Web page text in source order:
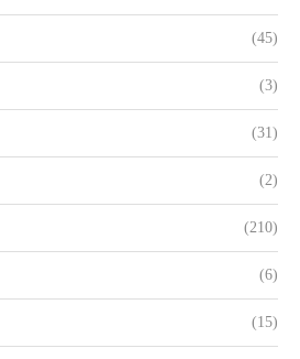
(45)
(3)
(31)
(2)
(210)
(6)
(15)